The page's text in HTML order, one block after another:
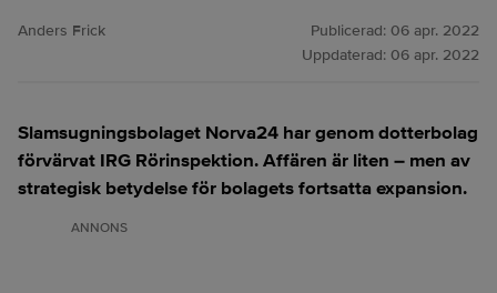
Anders Frick Publicerad: 06 apr. 2022
Uppdaterad: 06 apr. 2022
Slamsugningsbolaget Norva24 har genom dotterbolag
förvärvat IRG Rörinspektion. Affären är liten – men av
strategisk betydelse för bolagets fortsatta expansion.
ANNONS